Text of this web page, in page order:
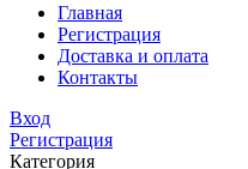
Главная
Регистрация
Доставка и оплата
Контакты
Вход
Регистрация
Категория